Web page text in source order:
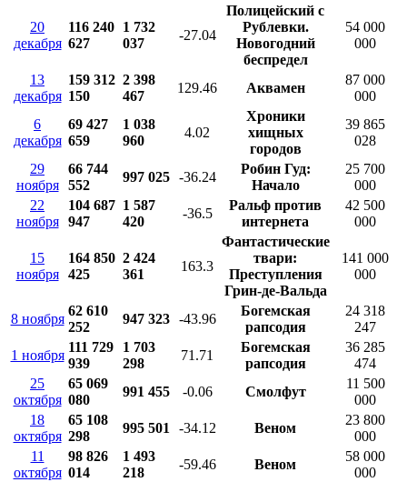
20
декабря
116 240
627
1 732
037
-27.04
Полицейский с
Рублевки.
Новогодний
беспредел
54 000
000
13
декабря
159 312
150
2 398
467
129.46 Аквамен
87 000
000
6
декабря
69 427
659
1 038
960
4.02
Хроники
хищных
городов
39 865
028
29
ноября
66 744
552
997 025 -36.24
Робин Гуд:
Начало
25 700
000
22
ноября
104 687
947
1 587
420
-36.5
Ральф против
интернета
42 500
000
15
ноября
164 850
425
2 424
361
163.3
Фантастические
твари:
Преступления
Грин-де-Вальда
141 000
000
8 ноября
62 610
252
947 323 -43.96
Богемская
рапсодия
24 318
247
1 ноября
111 729
939
1 703
298
71.71
Богемская
рапсодия
36 285
474
25
октября
65 069
080
991 455 -0.06 Смолфут
11 500
000
18
октября
65 108
298
995 501 -34.12 Веном
23 800
000
11
октября
98 826
014
1 493
218
-59.46 Веном
58 000
000